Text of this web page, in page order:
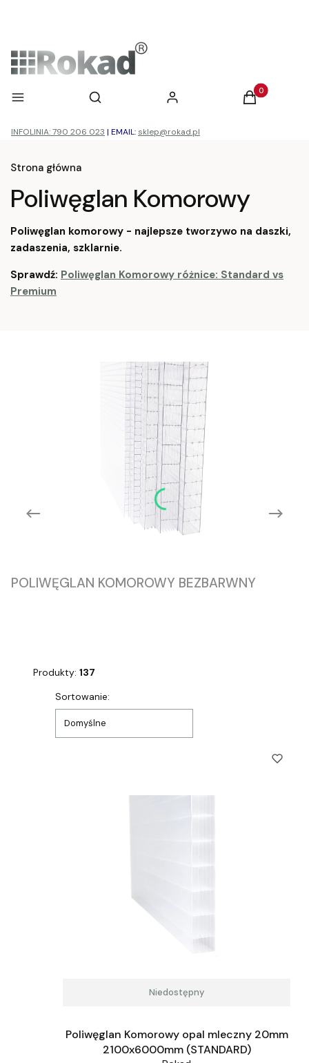
Menu Otwórz wyszukiwarkę
Szukaj Zaloguj się Produkty w
Koszyk
INFOLINIA: 790 206 023 | EMAIL: sklep@rokad.pl
Strona główna
Poliwęglan Komorowy
Poliwęglan komorowy - najlepsze tworzywo na daszki,
zadaszenia, szklarnie.
Sprawdź: Poliwęglan Komorowy różnice: Standard vs
Premium
POLIWĘGLAN KOMOROWY BEZBARWNY
Produkty: 137
Lista produktów
Sortowanie:
Domyślne
Niedostępny
Poliwęglan Komorowy opal mleczny 20mm
2100x6000mm (STANDARD)